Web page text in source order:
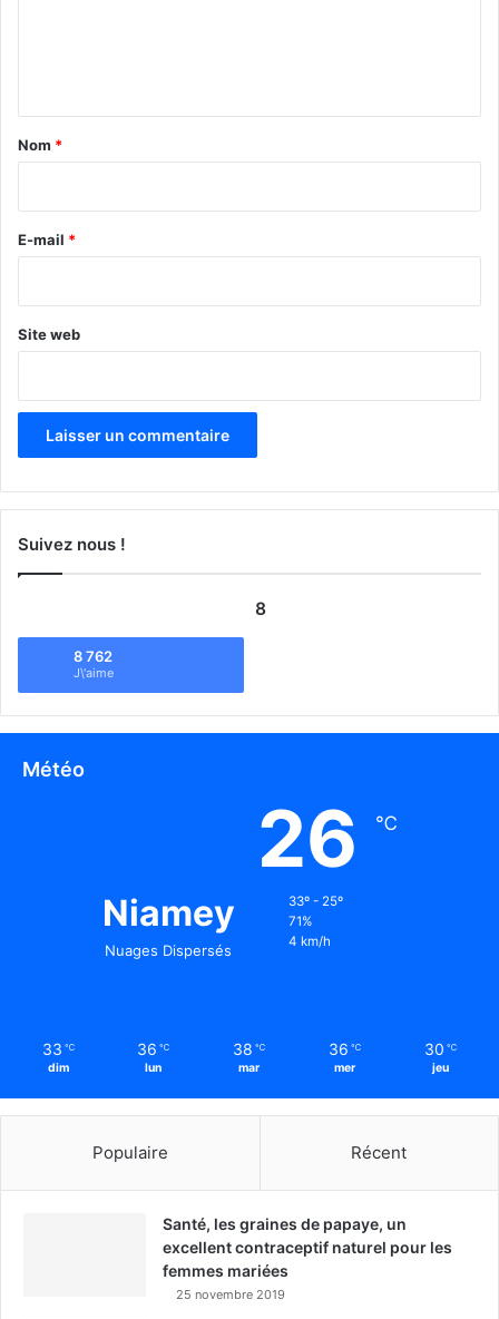
a
e
Nom *
E-mail *
Site web
Suivez nous !
8
8 762
J\'aime
Météo
Niamey
Nuages Dispersés
26 ℃
33º - 25º
71%
4 km/h
33 ℃
dim
36 ℃
lun
38 ℃
mar
36 ℃
mer
30 ℃
jeu
Populaire Récent
Santé, les graines de papaye, un
excellent contraceptif naturel pour les
femmes mariées
25 novembre 2019